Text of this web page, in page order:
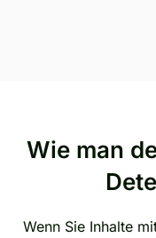
Wie man
Wenn Sie Inhalte